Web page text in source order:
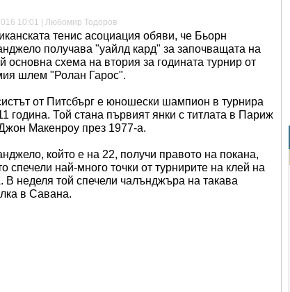
10:01 | Любомир Тодоров
тенис асоциация обяви, че Бьорн
получава "уайлд кард" за започващата на
основна схема на втория за годината турнир от
шлем "Ролан Гарос".
от Питсбърг е юношески шампион в турнира
година. Той стана първият янки с титлата в Париж
Макенроу през 1977-а.
който е на 22, получи правото на покана,
спечели най-много точки от турнирите на клей на
В неделя той спечели чалънджъра на такава
в Савана.